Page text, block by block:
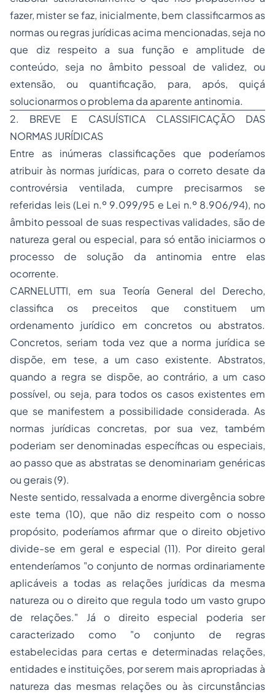
fazer, mister se faz, inicialmente, bem classificarmos as
normas ou regras jurídicas acima mencionadas, seja no
que diz respeito a sua função e amplitude de
conteúdo, seja no âmbito pessoal de validez, ou
extensão, ou quantificação, para, após, quiçá
solucionarmos o problema da aparente antinomia.
2. BREVE E CASUÍSTICA CLASSIFICAÇÃO DAS
NORMAS JURÍDICAS
Entre as inúmeras classificações que poderíamos
atribuir às normas jurídicas, para o correto desate da
controvérsia ventilada, cumpre precisarmos se
referidas leis (Lei n.º 9.099/95 e Lei n.º 8.906/94), no
âmbito pessoal de suas respectivas validades, são de
natureza geral ou especial, para só então iniciarmos o
processo de solução da antinomia entre elas
ocorrente.
CARNELUTTI, em sua Teoría General del Derecho,
classifica os preceitos que constituem um
ordenamento jurídico em concretos ou abstratos.
Concretos, seriam toda vez que a norma jurídica se
dispõe, em tese, a um caso existente. Abstratos,
quando a regra se dispõe, ao contrário, a um caso
possível, ou seja, para todos os casos existentes em
que se manifestem a possibilidade considerada. As
normas jurídicas concretas, por sua vez, também
poderiam ser denominadas específicas ou especiais,
ao passo que as abstratas se denominariam genéricas
ou gerais (9).
Neste sentido, ressalvada a enorme divergência sobre
este tema (10), que não diz respeito com o nosso
propósito, poderíamos afirmar que o direito objetivo
divide-se em geral e especial (11). Por direito geral
entenderíamos "o conjunto de normas ordinariamente
aplicáveis a todas as relações jurídicas da mesma
natureza ou o direito que regula todo um vasto grupo
de relações." Já o direito especial poderia ser
caracterizado como "o conjunto de regras
estabelecidas para certas e determinadas relações,
entidades e instituições, por serem mais apropriadas à
natureza das mesmas relações ou às circunstâncias